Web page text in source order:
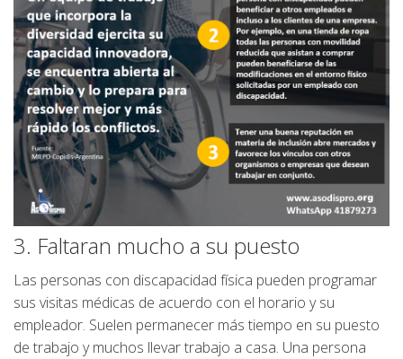
3. Faltaran mucho a su puesto
Las personas con discapacidad física pueden programar
sus visitas médicas de acuerdo con el horario y su
empleador. Suelen permanecer más tiempo en su puesto
de trabajo y muchos llevar trabajo a casa. Una persona